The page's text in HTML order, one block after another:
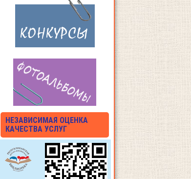
НЕЗАВИСИМАЯ ОЦЕНКА
КАЧЕСТВА УСЛУГ